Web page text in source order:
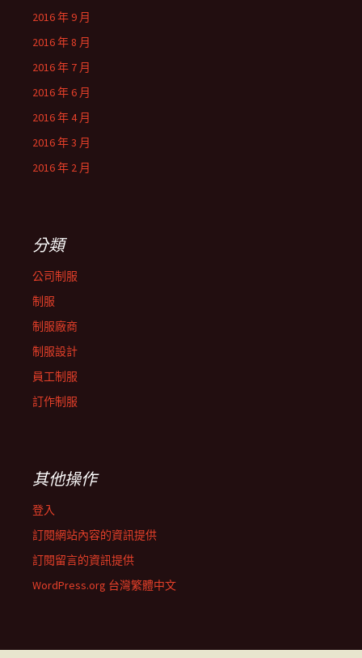
2016 年 9 月
2016 年 8 月
2016 年 7 月
2016 年 6 月
2016 年 4 月
2016 年 3 月
2016 年 2 月
分類
公司制服
制服
制服廠商
制服設計
員工制服
訂作制服
其他操作
登入
訂閱網站內容的資訊提供
訂閱留言的資訊提供
WordPress.org 台灣繁體中文